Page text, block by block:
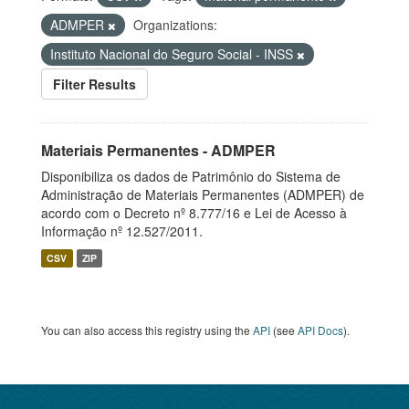
ADMPER
Organizations:
Instituto Nacional do Seguro Social - INSS
Filter Results
Materiais Permanentes - ADMPER
Disponibiliza os dados de Patrimônio do Sistema de
Administração de Materiais Permanentes (ADMPER) de
acordo com o Decreto nº 8.777/16 e Lei de Acesso à
Informação nº 12.527/2011.
CSV ZIP
You can also access this registry using the API (see API Docs).